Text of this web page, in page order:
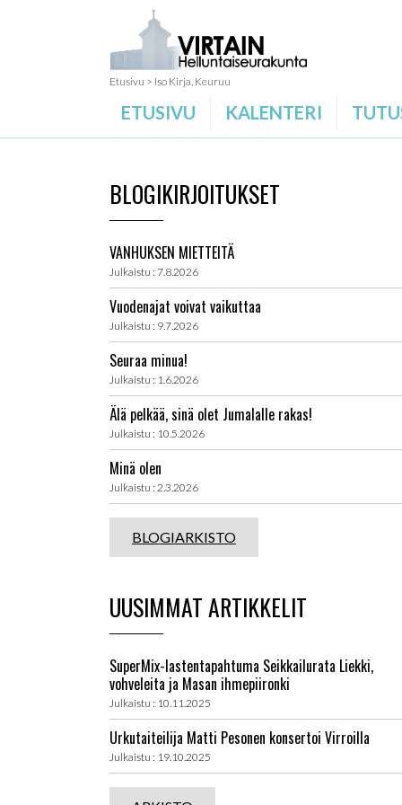
Etusivu > Iso Kirja, Keuruu
ETUSIVU KALENTERI
BLOGIKIRJOITUKSET
VANHUKSEN MIETTEITÄ
Julkaistu : 7.8.2026
Vuodenajat voivat vaikuttaa
Julkaistu : 9.7.2026
Seuraa minua!
Julkaistu : 1.6.2026
Älä pelkää, sinä olet Jumalalle rakas!
Julkaistu : 10.5.2026
Minä olen
Julkaistu : 2.3.2026
BLOGIARKISTO
UUSIMMAT ARTIKKELIT
SuperMix-lastentapahtuma Seikkailurata Liekki,
vohveleita ja Masan ihmepiironki
Julkaistu : 10.11.2025
Urkutaiteilija Matti Pesonen konsertoi Virroilla
Julkaistu : 19.10.2025